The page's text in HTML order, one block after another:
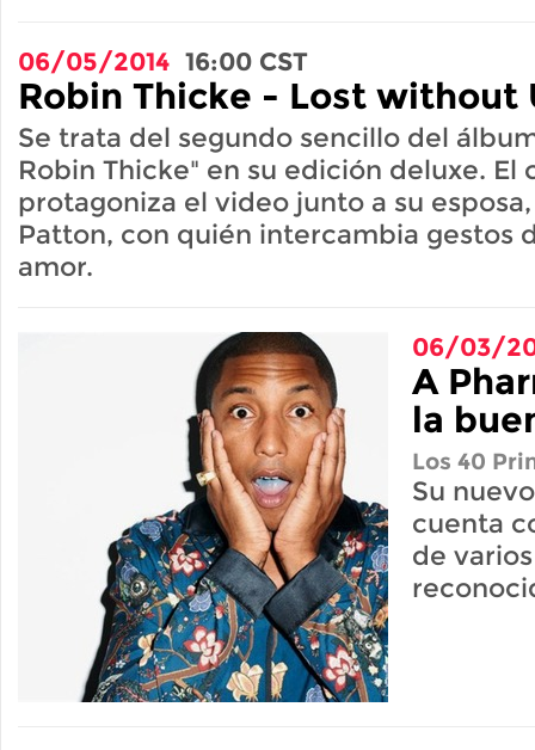
06/05/2014 16:00 CST
Robin Thicke - Lost without
Se trata del segundo sencillo del
Robin Thicke" en su edición deluxe. El
protagoniza el video junto a su
Patton, con quién intercambia gestos
amor.
06/03/
A
la
Los 40
Su
cuenta
de